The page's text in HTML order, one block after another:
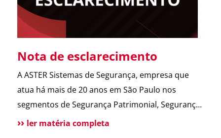
Nota de esclarecimento
A ASTER Sistemas de Segurança, empresa que
atua há mais de 20 anos em São Paulo nos
segmentos de Segurança Patrimonial, Segurança
Pessoal, Portaria e Facilities, vem a público
ler matéria completa